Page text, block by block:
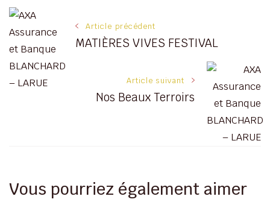
Navigation
des
articles
Article précédent
MATIÈRES VIVES FESTIVAL
Article suivant
Nos Beaux Terroirs
Vous pourriez également aimer